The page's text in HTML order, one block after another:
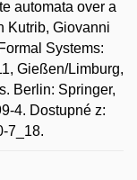
automata over a
Kutrib, Giovanni
Systems:
Gießen/Limburg,
Berlin: Springer,
4. Dostupné z:
7_18.